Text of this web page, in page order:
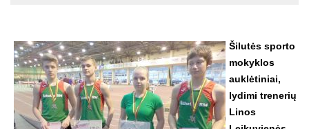
Šilutės sporto
mokyklos
auklėtiniai,
lydimi trenerių
Linos